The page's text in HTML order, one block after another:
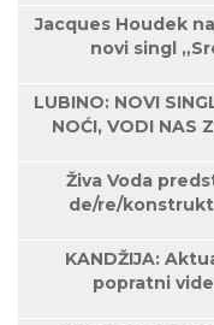
Jacques Houdek
novi singl
LUBINO: NOVI
NOĆI, VODI NAS
Živa Voda
de/re/
KANDŽIJA:
popratni